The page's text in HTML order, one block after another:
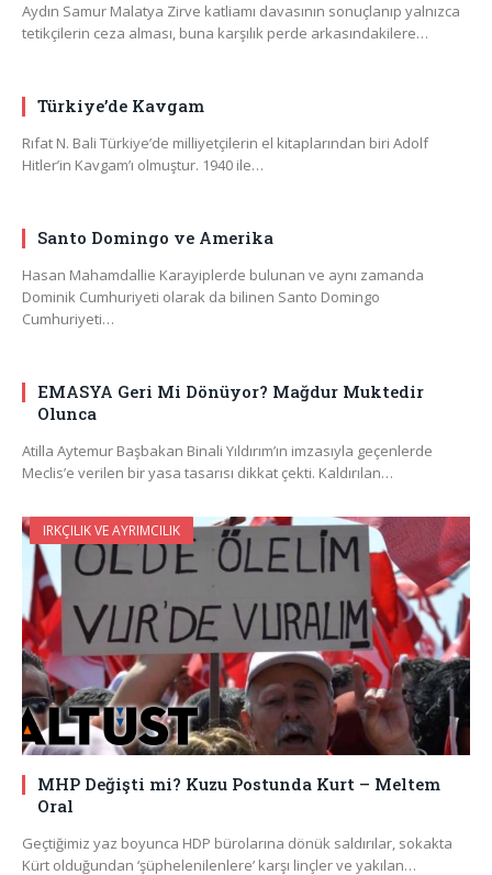
Aydın Samur Malatya Zirve katliamı davasının sonuçlanıp yalnızca
tetikçilerin ceza alması, buna karşılık perde arkasındakilere…
Türkiye’de Kavgam
Rıfat N. Bali Türkiye’de milliyetçilerin el kitaplarından biri Adolf
Hitler’in Kavgam’ı olmuştur. 1940 ile…
Santo Domingo ve Amerika
Hasan Mahamdallie Karayiplerde bulunan ve aynı zamanda
Dominik Cumhuriyeti olarak da bilinen Santo Domingo
Cumhuriyeti…
EMASYA Geri Mi Dönüyor? Mağdur Muktedir
Olunca
Atilla Aytemur Başbakan Binali Yıldırım’ın imzasıyla geçenlerde
Meclis’e verilen bir yasa tasarısı dikkat çekti. Kaldırılan…
IRKÇILIK VE AYRIMCILIK
MHP Değişti mi? Kuzu Postunda Kurt – Meltem
Oral
Geçtiğimiz yaz boyunca HDP bürolarına dönük saldırılar, sokakta
Kürt olduğundan ‘şüphelenilenlere’ karşı linçler ve yakılan…